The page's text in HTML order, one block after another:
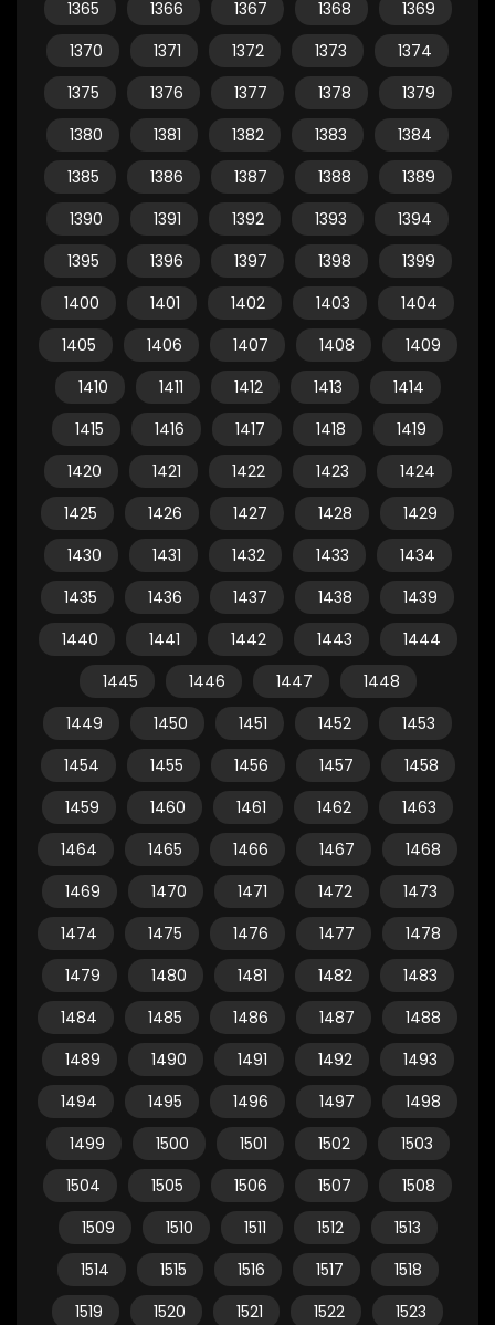
1365 1366 1367 1368
1369
1370
1371 1372 1373
1374
1375
1376 1377 1378
1379
1380
1381 1382 1383
1384
1385
1386 1387 1388
1389
1390
1391 1392 1393
1394
1395
1396 1397 1398
1399
1400
1401 1402 1403
1404
1405
1406 1407 1408
1409
1410
1411 1412 1413
1414
1415
1416 1417 1418
1419
1420
1421 1422 1423
1424
1425
1426 1427 1428
1429
1430
1431 1432 1433
1434
1435
1436 1437 1438
1439
1440
1441 1442 1443
1444
1445
1446 1447
1448
1449
1450 1451 1452
1453
1454
1455 1456 1457
1458
1459
1460 1461 1462
1463
1464
1465 1466 1467
1468
1469
1470 1471 1472
1473
1474
1475 1476 1477
1478
1479
1480 1481 1482
1483
1484
1485 1486 1487
1488
1489
1490 1491 1492
1493
1494
1495 1496 1497
1498
1499
1500 1501 1502
1503
1504
1505 1506 1507
1508
1509
1510 1511 1512
1513
1514
1515 1516 1517
1518
1519
1520 1521 1522
1523